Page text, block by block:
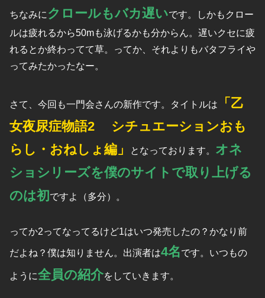
ちなみに クロールもバカ遅いです。しかもクロー
ルは疲れるから50mも泳げるかも分からん。遅いクセに疲
れるとか終わってて草。ってか、それよりもバタフライや
ってみたかったなー。
さて、今回も一門会さんの新作です。タイトルは
「乙
女夜尿症物語2 シチュエーションおも
らし・おねしょ編」
となっております。 オネ
ショシリーズを僕のサイトで取り上げる
のは初ですよ（多分）。
ってか2ってなってるけど1はいつ発売したの？かなり前
だよね？僕は知りません。出演者は4名です。いつもの
ように全員の紹介をしていきます。